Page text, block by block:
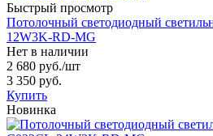
Быстрый просмотр
Потолочный светодиодный
12W3K-RD-MG
Нет в наличии
2 680 руб./шт
3 350 руб.
Купить
Новинка